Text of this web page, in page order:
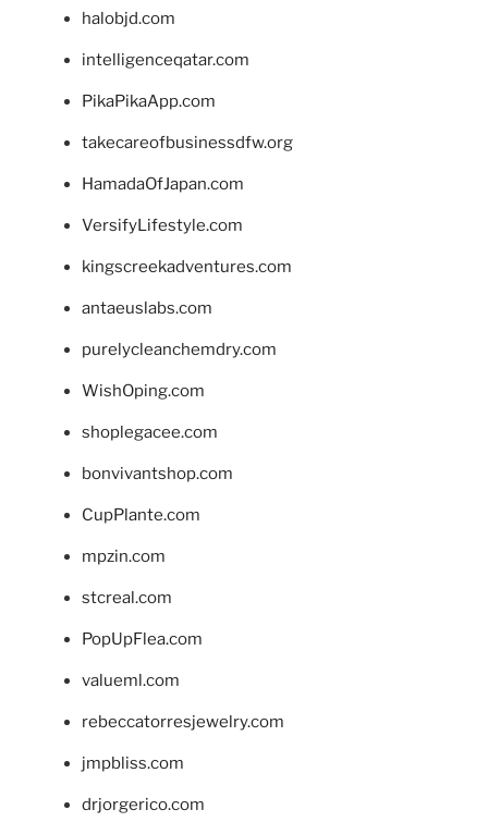
halobjd.com
intelligenceqatar.com
PikaPikaApp.com
takecareofbusinessdfw.org
HamadaOfJapan.com
VersifyLifestyle.com
kingscreekadventures.com
antaeuslabs.com
purelycleanchemdry.com
WishOping.com
shoplegacee.com
bonvivantshop.com
CupPlante.com
mpzin.com
stcreal.com
PopUpFlea.com
valueml.com
rebeccatorresjewelry.com
jmpbliss.com
drjorgerico.com